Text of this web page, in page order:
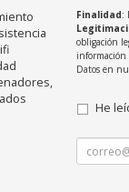
Finalidad:
obligación
información
Datos en
He